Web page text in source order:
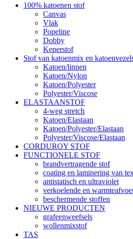
100% katoenen stof
Canvas
Vlak
Popeline
Dobby
Keperstof
Stof van katoenmix en
Katoen/linnen
Katoen/Nylon
Katoen/Polyester
Polyester/Viscose
ELASTAANSTOF
4-weg stretch
Katoen/Elastaan
Katoen/Polyester/Elastaan
Polyester/Viscose/Elastaan
CORDUROY STOF
FUNCTIONELE STOF
brandvertragende stof
coating en laminering van
antistatisch en ultraviolet
verkoelende en
beschermende stoffen
NIEUWE PRODUCTEN
grafeenweefsels
wollenmixstof
TAS